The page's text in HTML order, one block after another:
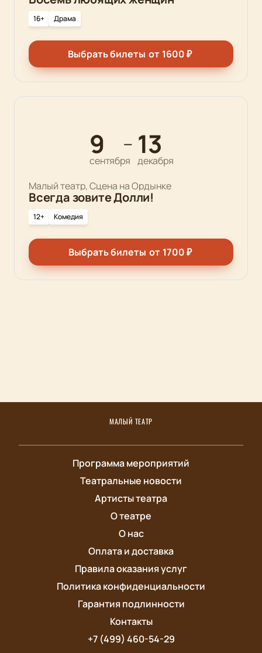
16+ Драма
Выбрать билеты от 1600₽
9
сентября
— 13
декабря
Малый театр, Сцена на Ордынке
Всегда зовите Долли!
12+ Комедия
Выбрать билеты от 1700₽
МАЛЫЙ ТЕАТР
Программа мероприятий
Театральные новости
Артисты театра
О театре
О нас
Оплата и доставка
Правила оказания услуг
Политика конфиденциальности
Гарантия подлинности
Контакты
+7 (499) 460-54-29